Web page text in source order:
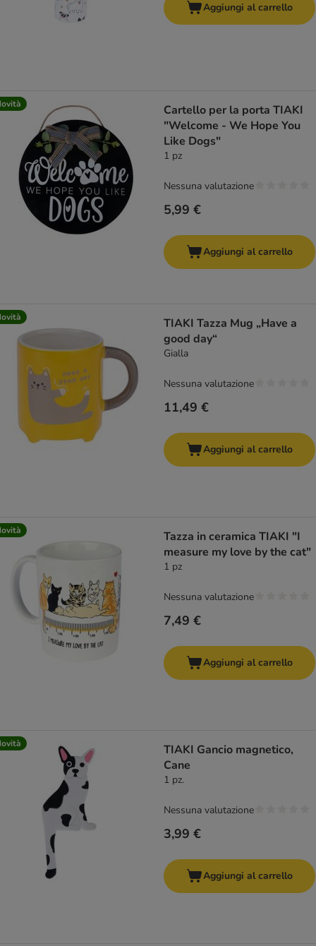
Aggiungi al carrello
Cartello per la porta TIAKI
"Welcome - We Hope You
Like Dogs"
1 pz
5,99 €
Nessuna valutazione
Aggiungi al carrello
TIAKI Tazza Mug „Have a
good day“
Gialla
11,49 €
Nessuna valutazione
Aggiungi al carrello
Tazza in ceramica TIAKI "I
measure my love by the cat"
1 pz
7,49 €
Nessuna valutazione
Aggiungi al carrello
TIAKI Gancio magnetico,
Cane
1 pz.
3,99 €
Nessuna valutazione
Aggiungi al carrello